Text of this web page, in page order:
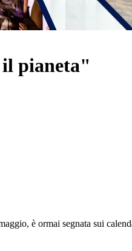
pianeta"
è ormai segnata sui